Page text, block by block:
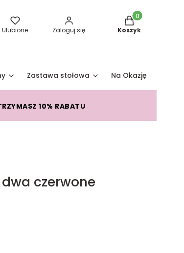
Ulubione Zaloguj się
Produkty w
Koszyk
Zastawa stołowa Na Okazję
10% RABATU
czerwone